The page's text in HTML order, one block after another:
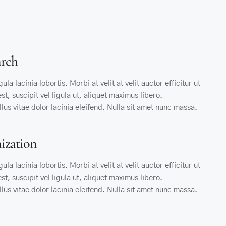
lacinia lobortis. Morbi at velit at velit auctor efficitur ut
suscipit vel ligula ut, aliquet maximus libero.
vitae dolor lacinia eleifend. Nulla sit amet nunc massa.
lacinia lobortis. Morbi at velit at velit auctor efficitur ut
suscipit vel ligula ut, aliquet maximus libero.
vitae dolor lacinia eleifend. Nulla sit amet nunc massa.